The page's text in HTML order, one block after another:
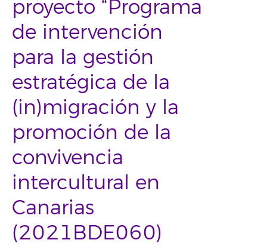
proyecto “Programa
de intervención
para la gestión
estratégica de la
(in)migración y la
promoción de la
convivencia
intercultural en
Canarias
(2021BDE060)